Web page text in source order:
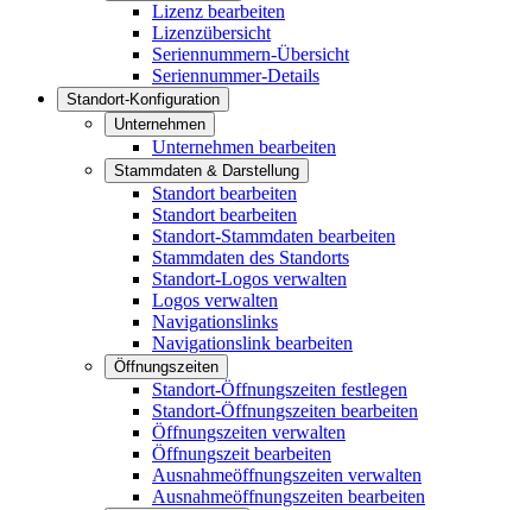
Lizenz bearbeiten
Lizenzübersicht
Seriennummern-Übersicht
Seriennummer-Details
Standort-Konfiguration
Unternehmen
Unternehmen bearbeiten
Stammdaten & Darstellung
Standort bearbeiten
Standort bearbeiten
Standort-Stammdaten bearbeiten
Stammdaten des Standorts
Standort-Logos verwalten
Logos verwalten
Navigationslinks
Navigationslink bearbeiten
Öffnungszeiten
Standort-Öffnungszeiten festlegen
Standort-Öffnungszeiten bearbeiten
Öffnungszeiten verwalten
Öffnungszeit bearbeiten
Ausnahmeöffnungszeiten verwalten
Ausnahmeöffnungszeiten bearbeiten